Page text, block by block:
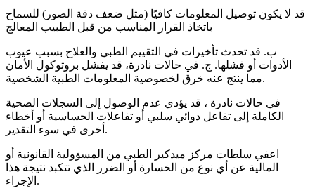
قد لا يكون توصيل المعلومات كافيًا (مثل ضعف دقة الصور) للسماح
باتخاذ القرار المناسب من قبل الطبيب المعالج
ب. قد تحدث تأخيرات في التقييم الطبي والعلاج بسبب عيوب
الأدوات أو فشلها. ج. في حالات نادرة، قد يفشل بروتوكول الأمان
مما ينتج عنه خرق لخصوصية المعلومات الطبية الشخصية.
في حالات نادرة ، قد يؤدي عدم الوصول إلى السجلات الصحية
الكاملة إلى تفاعل دوائي سلبي أو تفاعلات الحساسية أو أخطاء
أخرى في سوء التقدير.
اعفي سلطات مركز ميدكير الطبي من المسؤولية القانونية أو
المالية عن أي نوع من الخسارة أو الضرر الذي تتكبد نتيجة هذا
الإجراء.